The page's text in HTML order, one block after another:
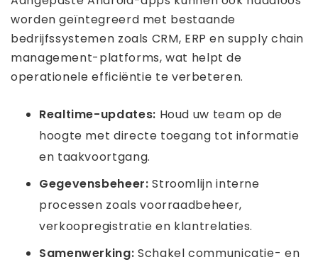
worden geïntegreerd met bestaande
bedrijfssystemen zoals CRM, ERP en supply chain
management-platforms, wat helpt de
operationele efficiëntie te verbeteren.
Realtime-updates: Houd uw team op de
hoogte met directe toegang tot informatie
en taakvoortgang.
Gegevensbeheer:Stroomlijn interne
processen zoals voorraadbeheer,
verkoopregistratie en klantrelaties.
Samenwerking: Schakel communicatie- en